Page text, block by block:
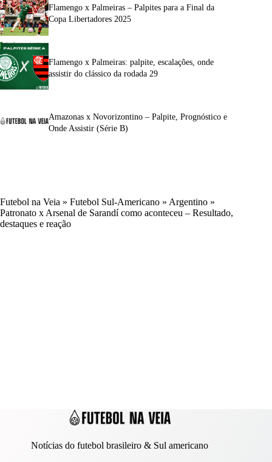
Flamengo x Palmeiras – Palpites para a Final da
Copa Libertadores 2025
Flamengo x Palmeiras: palpite, escalações, onde
assistir do clássico da rodada 29
Amazonas x Novorizontino – Palpite, Prognóstico e
Onde Assistir (Série B)
Futebol na Veia » Futebol Sul-Americano » Argentino »
Patronato x Arsenal de Sarandí como aconteceu – Resultado,
destaques e reação
Notícias do futebol brasileiro & Sul americano